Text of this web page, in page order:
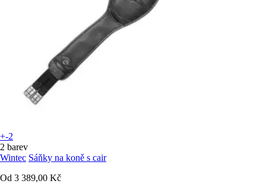
+-2
2 barev
Wintec Sáňky na koně s cair
Od 3 389,00 Kč